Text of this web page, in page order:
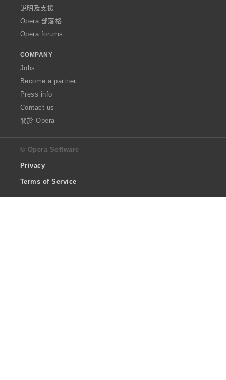
說明及支援
Opera 部落格
Opera forums
COMPANY
Jobs
Become a partner
Press info
Contact us
關於 Opera
© Opera Software
Privacy
Terms of Service